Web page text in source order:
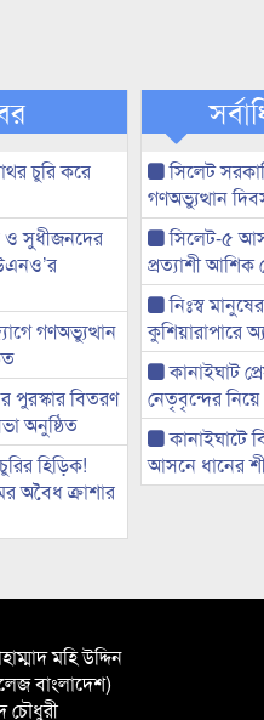
চুরি করে
ও সুধীজনদের
গণঅভ্যুত্থান
পুরস্কার বিতরণ
অনুষ্ঠিত
হিড়িক!
অবৈধ ক্রাশার
সিলেট
গণঅভ্যুত্থান
সিলেট-৫
প্রত্যাশী
নিঃস্ব
কুশিয়ারাপারে
কানাইঘাট
নেতৃবৃন্দের
কানাইঘাটে
আসনে ধানের
মহি উদ্দিন
বাংলাদেশ)